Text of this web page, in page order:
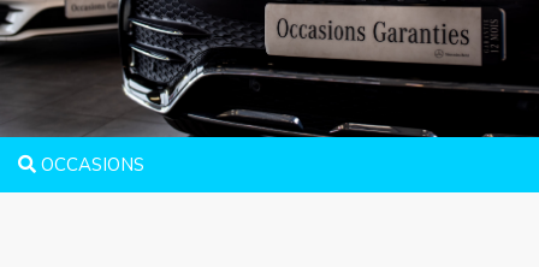
OCCASIONS